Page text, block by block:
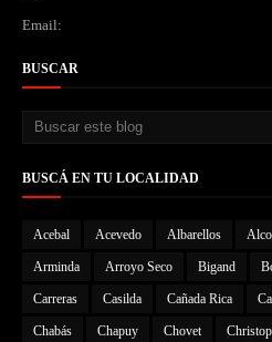
Email:
BUSCAR
BUSCÁ EN TU LOCALIDAD
Acebal Acevedo Albarellos
Arminda Arroyo Seco Bigand
Carreras Casilda Cañada Rica
Chabás Chapuy Chovet